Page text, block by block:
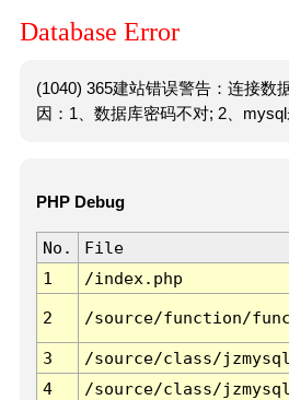
Database Error
(1040) 365建站错误警告：连接数
因：1、数据库密码不对; 2、mysql
PHP Debug
No. File
1
/index.php
2 /source/function/
3 /source/class/
4
/source/class/